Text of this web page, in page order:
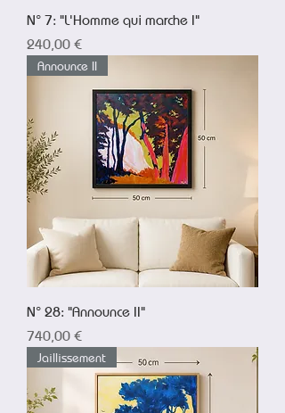
N° 7: "L'Homme qui marche I"
Prix
240,00 €
Announce II
N° 28: "Announce II"
Prix
740,00 €
Jaillissement